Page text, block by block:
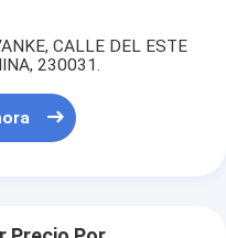
CALLE DEL ESTE
230031.